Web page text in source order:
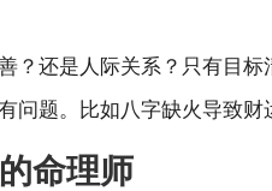
？还是人际关系？只有目标
问题。比如八字缺火导致
命理师